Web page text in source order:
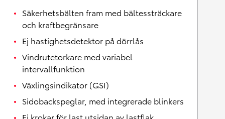
Säkerhetsbälten fram med bältessträckare
och kraftbegränsare
Ej hastighetsdetektor på dörrlås
Vindrutetorkare med variabel
intervallfunktion
Växlingsindikator (GSI)
Sidobackspeglar, med integrerade blinkers